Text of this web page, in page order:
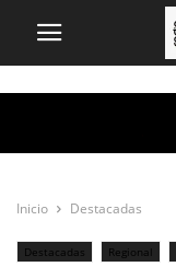
Inicio Destacadas
Destacadas Regional